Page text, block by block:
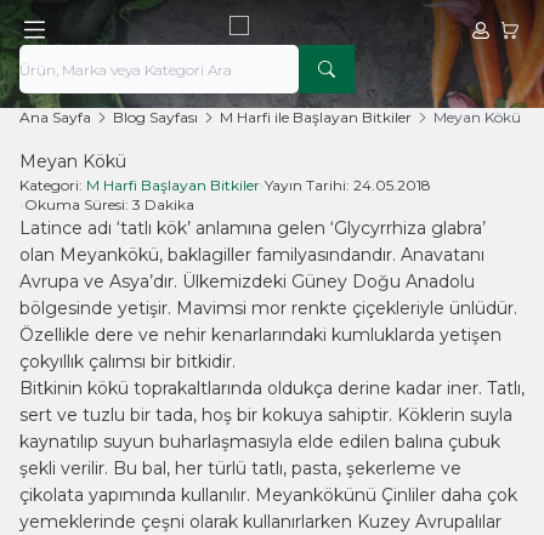
Hesabım
Ana Sayfa Blog Sayfası M Harfi ile Başlayan Bitkiler Meyan Kökü
Meyan Kökü
Kategori: M Harfi Başlayan Bitkiler•Yayın Tarihi: 24.05.2018
• Okuma Süresi: 3 Dakika
Latince adı ‘tatlı kök’ anlamına gelen ‘Glycyrrhiza glabra’
olan Meyankökü, baklagiller familyasındandır. Anavatanı
Avrupa ve Asya’dır. Ülkemizdeki Güney Doğu Anadolu
bölgesinde yetişir. Mavimsi mor renkte çiçekleriyle ünlüdür.
Özellikle dere ve nehir kenarlarındaki kumluklarda yetişen
çokyıllık çalımsı bir bitkidir.
Bitkinin kökü toprakaltlarında oldukça derine kadar iner. Tatlı,
sert ve tuzlu bir tada, hoş bir kokuya sahiptir. Köklerin suyla
kaynatılıp suyun buharlaşmasıyla elde edilen balına çubuk
şekli verilir. Bu bal, her türlü tatlı, pasta, şekerleme ve
çikolata yapımında kullanılır. Meyankökünü Çinliler daha çok
yemeklerinde çeşni olarak kullanırlarken Kuzey Avrupalılar